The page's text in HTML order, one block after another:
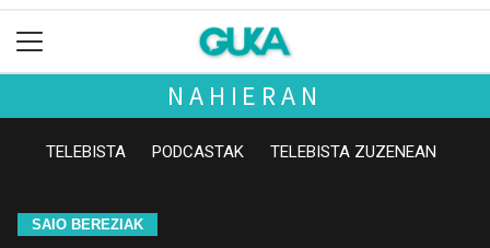
NAHIERAN
TELEBISTA PODCASTAK TELEBISTA ZUZENEAN
SAIO BEREZIAK